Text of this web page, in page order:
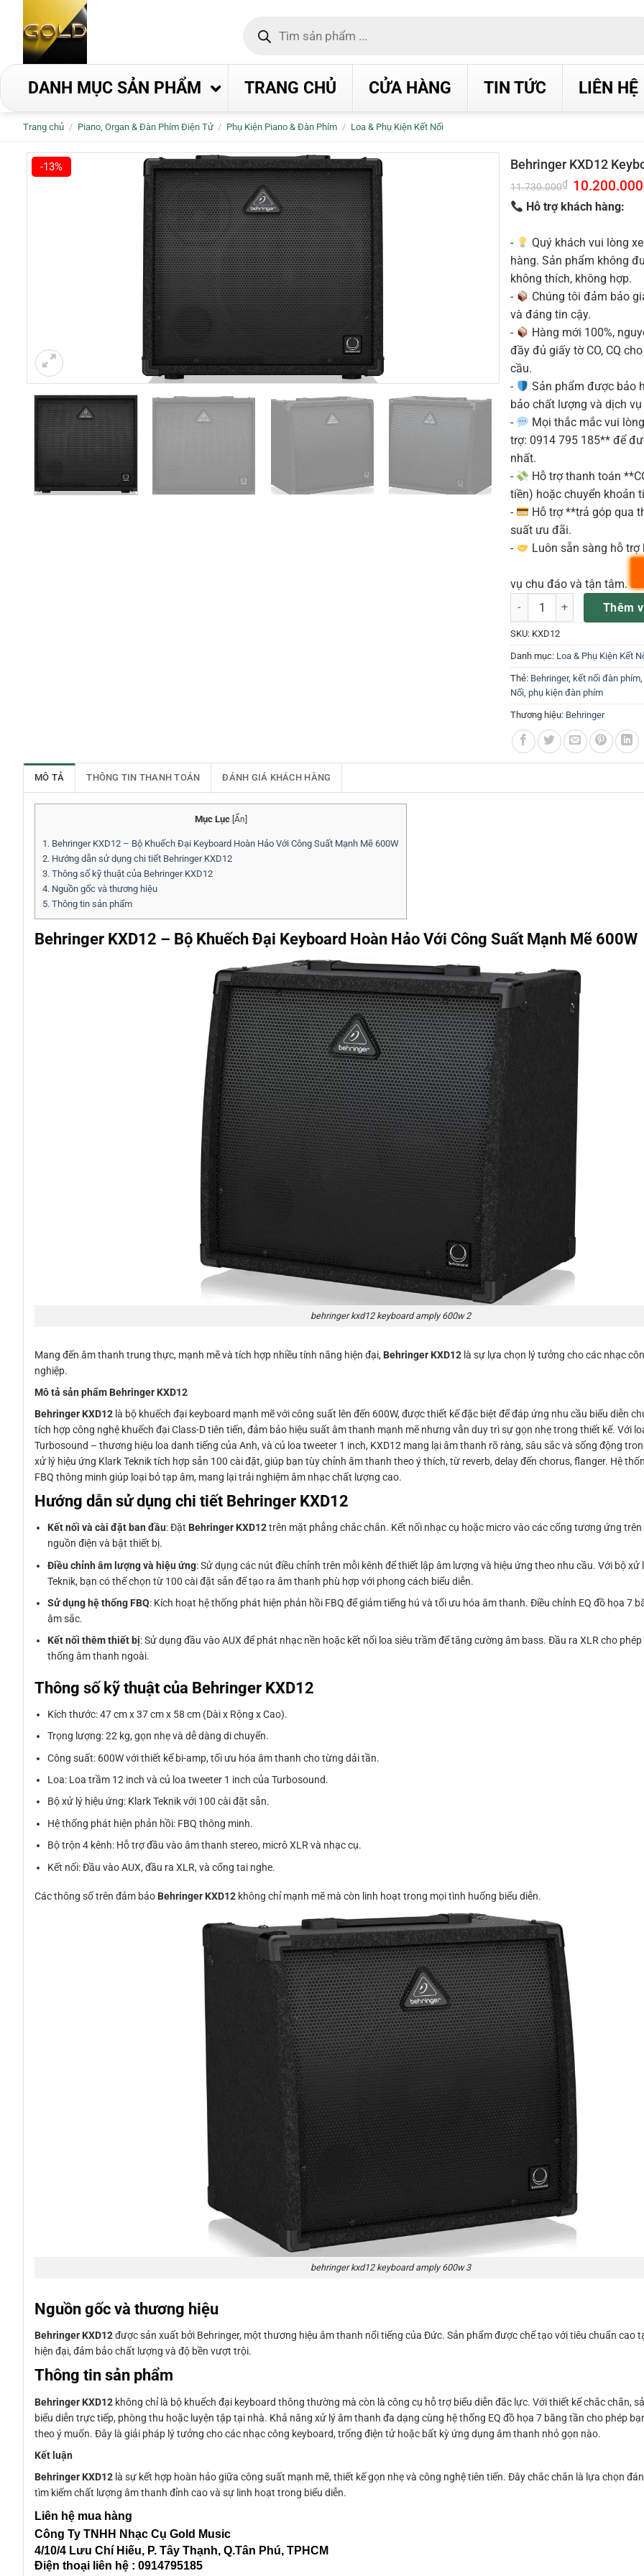
dung
kiếm
DANH MỤC SẢN PHẨM TRANG CHỦ CỬA HÀNG TIN TỨC LIÊN HỆ
Trang chủ / Piano, Organ & Đàn Phím Điện Tử / Phụ Kiện Piano & Đàn Phím / Loa & Phụ Kiện Kết Nối
-13% Behringer KXD12
11.730.000₫ Giá
gốc
là:
11.730.000₫.
10.200.000
Hỗ trợ khách hàng:
-
Quý khách vui lòng
hàng. Sản phẩm không
không thích, không hợp.
-
Chúng tôi đảm bảo
và đáng tin cậy.
-
Hàng mới 100%,
đầy đủ giấy tờ CO, CQ
cầu.
-
Sản phẩm được bảo
bảo chất lượng và dịch
-
Mọi thắc mắc vui
trợ: 0914 795 185** để
nhất.
-
Hỗ trợ thanh toán
tiền) hoặc chuyển khoản
-
Hỗ trợ **trả góp qua
suất ưu đãi.
-
Luôn sẵn sàng hỗ
vụ chu đáo và tận tâm.
Behringer KXD12 Keyboard
Thêm
SKU: KXD12
Danh mục: Loa & Phụ Kiện Kết
Thẻ: Behringer, kết nối đàn phím,
Nối, phụ kiện đàn phím
Thương hiệu: Behringer
MÔ TẢ THÔNG TIN THANH TOÁN ĐÁNH GIÁ KHÁCH HÀNG
Mục Lục Ẩn
1. Behringer KXD12 – Bộ Khuếch Đại Keyboard Hoàn Hảo Với Công Suất Mạnh Mẽ 600W
2. Hướng dẫn sử dụng chi tiết Behringer KXD12
3. Thông số kỹ thuật của Behringer KXD12
4. Nguồn gốc và thương hiệu
5. Thông tin sản phẩm
Behringer KXD12 – Bộ Khuếch Đại Keyboard Hoàn Hảo Với Công Suất Mạnh Mẽ 600W
behringer kxd12 keyboard amply 600w 2
Mang đến âm thanh trung thực, mạnh mẽ và tích hợp nhiều tính năng hiện đại, Behringer KXD12 là sự lựa chọn lý tưởng cho các nhạc
nghiệp.
Mô tả sản phẩm Behringer KXD12
Behringer KXD12 là bộ khuếch đại keyboard mạnh mẽ với công suất lên đến 600W, được thiết kế đặc biệt để đáp ứng nhu cầu biểu diễn
tích hợp công nghệ khuếch đại Class-D tiên tiến, đảm bảo hiệu suất âm thanh mạnh mẽ nhưng vẫn duy trì sự gọn nhẹ trong thiết kế. Với
Turbosound – thương hiệu loa danh tiếng của Anh, và củ loa tweeter 1 inch, KXD12 mang lại âm thanh rõ ràng, sâu sắc và sống động
xử lý hiệu ứng Klark Teknik tích hợp sẵn 100 cài đặt, giúp bạn tùy chỉnh âm thanh theo ý thích, từ reverb, delay đến chorus, flanger. Hệ
FBQ thông minh giúp loại bỏ tạp âm, mang lại trải nghiệm âm nhạc chất lượng cao.
Hướng dẫn sử dụng chi tiết Behringer KXD12
Kết nối và cài đặt ban đầu: Đặt Behringer KXD12trên mặt phẳng chắc chắn. Kết nối nhạc cụ hoặc micro vào các cổng tương ứng
nguồn điện và bật thiết bị.
Điều chỉnh âm lượng và hiệu ứng: Sử dụng các nút điều chỉnh trên mỗi kênh để thiết lập âm lượng và hiệu ứng theo nhu cầu. Với bộ xử
Teknik, bạn có thể chọn từ 100 cài đặt sẵn để tạo ra âm thanh phù hợp với phong cách biểu diễn.
Sử dụng hệ thống FBQ: Kích hoạt hệ thống phát hiện phản hồi FBQ để giảm tiếng hú và tối ưu hóa âm thanh. Điều chỉnh EQ đồ họa 7
âm sắc.
Kết nối thêm thiết bị: Sử dụng đầu vào AUX để phát nhạc nền hoặc kết nối loa siêu trầm để tăng cường âm bass. Đầu ra XLR cho
thống âm thanh ngoài.
Thông số kỹ thuật của Behringer KXD12
Kích thước: 47 cm x 37 cm x 58 cm (Dài x Rộng x Cao).
Trọng lượng: 22 kg, gọn nhẹ và dễ dàng di chuyển.
Công suất: 600W với thiết kế bi-amp, tối ưu hóa âm thanh cho từng dải tần.
Loa: Loa trầm 12 inch và củ loa tweeter 1 inch của Turbosound.
Bộ xử lý hiệu ứng: Klark Teknik với 100 cài đặt sẵn.
Hệ thống phát hiện phản hồi: FBQ thông minh.
Bộ trộn 4 kênh: Hỗ trợ đầu vào âm thanh stereo, micrô XLR và nhạc cụ.
Kết nối: Đầu vào AUX, đầu ra XLR, và cổng tai nghe.
Các thông số trên đảm bảo Behringer KXD12 không chỉ mạnh mẽ mà còn linh hoạt trong mọi tình huống biểu diễn.
behringer kxd12 keyboard amply 600w 3
Nguồn gốc và thương hiệu
Behringer KXD12được sản xuất bởi Behringer, một thương hiệu âm thanh nổi tiếng của Đức. Sản phẩm được chế tạo với tiêu chuẩn cao
hiện đại, đảm bảo chất lượng và độ bền vượt trội.
Thông tin sản phẩm
Behringer KXD12 không chỉ là bộ khuếch đại keyboard thông thường mà còn là công cụ hỗ trợ biểu diễn đắc lực. Với thiết kế chắc chắn,
biểu diễn trực tiếp, phòng thu hoặc luyện tập tại nhà. Khả năng xử lý âm thanh đa dạng cùng hệ thống EQ đồ họa 7 băng tần cho phép
theo ý muốn. Đây là giải pháp lý tưởng cho các nhạc công keyboard, trống điện tử hoặc bất kỳ ứng dụng âm thanh nhỏ gọn nào.
Kết luận
Behringer KXD12 là sự kết hợp hoàn hảo giữa công suất mạnh mẽ, thiết kế gọn nhẹ và công nghệ tiên tiến. Đây chắc chắn là lựa chọn
tìm kiếm chất lượng âm thanh đỉnh cao và sự linh hoạt trong biểu diễn.
Liên hệ mua hàng
Công Ty TNHH Nhạc Cụ Gold Music
4/10/4 Lưu Chí Hiếu, P. Tây Thạnh, Q.Tân Phú, TPHCM
Điện thoại liên hệ : 0914795185